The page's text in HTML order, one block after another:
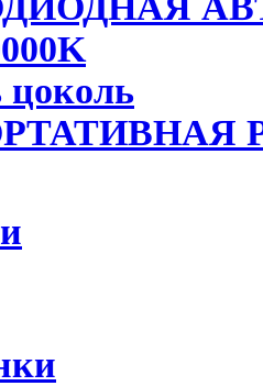
цоколь